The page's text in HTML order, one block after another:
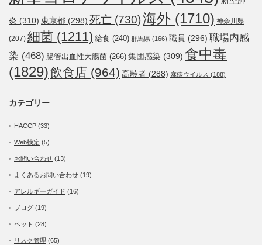
炎 (310) 東京都 (298) 死亡 (730)海外 (1710) 神奈川県
(207) 細菌 (1211) 給食 (240) 群馬県 (166) 職員 (296) 職場内感
染 (468) 腸管出血性大腸菌 (266) 集団感染 (309) 食中毒
(1829)飲食店 (964) 高齢者 (288) 麻疹ウイルス (188)
カテゴリー
HACCP (33)
Web検定 (5)
お問い合わせ (13)
よくあるお問い合わせ (19)
アレルギーガイド (16)
ブログ (19)
ペット (28)
リスク管理 (65)